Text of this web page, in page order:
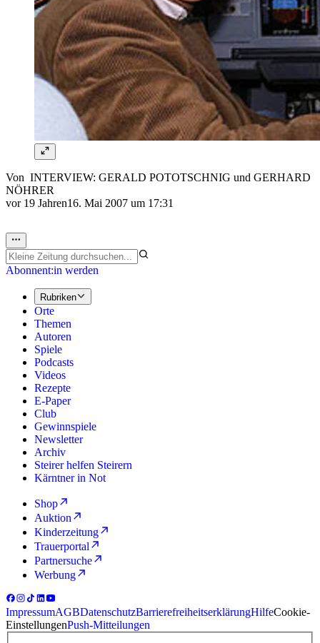
Von INTERVIEW: GERALD POTOTSCHNIG und GERHARD
NÖHRER
vor 19 Jahren16. Mai 2007 um 17:31
Abonnent:in werden
Rubriken
Orte
Themen
Autoren
Spiele
Podcasts
Videos
Rezepte
E-Paper
Club
Gewinnspiele
Newsletter
Archiv
Steirer helfen Steirern
Kärntner in Not
Shop
Auktion
Kinderzeitung
Trauerportal
Partnersuche
Werbung
ImpressumAGBDatenschutzBarrierefreiheitserklärungHilfeCookie-
EinstellungenPush-Mitteilungen